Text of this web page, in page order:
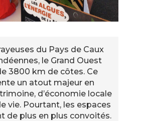
du Pays de Caux
le Grand Ouest
3800 km de côtes. Ce
un atout majeur en
d’économie locale
vie. Pourtant, les espaces
de plus en plus convoités.